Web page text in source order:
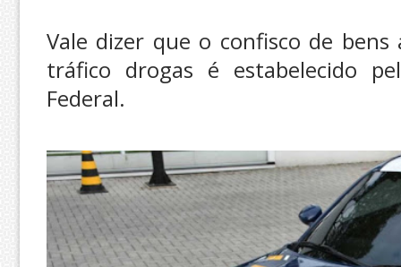
Vale dizer que o confisco de
tráfico drogas é estabelecido
Federal.